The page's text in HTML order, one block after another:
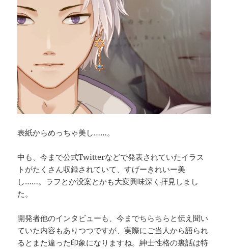
表紙からめっちゃ美し……。
中も、今まで公式Twitterなどで発表されていたイラス
トがたくさん収録されていて、すげーきれいー美
し……。ラフとか没案とかも大変興味深く拝見しまし
た。
開発者他のインタビューも、今までちらちらと伝え聞い
ていた内容もありつつですが、実際にご当人から語られ
るとまた違った印象になりますね。紳士性格の裏話は特